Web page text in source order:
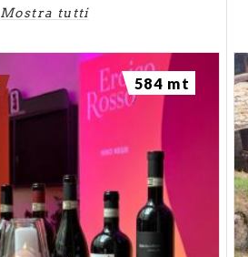
Mostra tutti
584 mt